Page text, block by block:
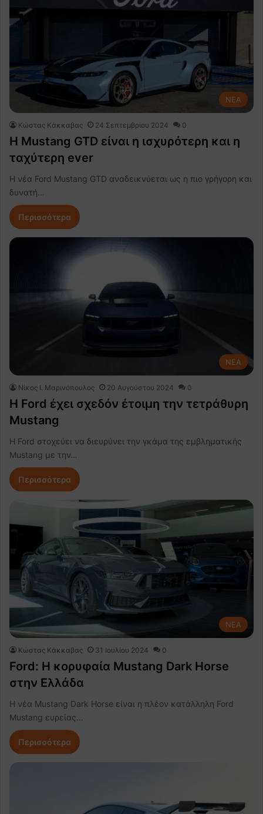
NEA
Κώστας Κάκκαβας 24 Σεπτεμβρίου 2024 0
H Mustang GTD είναι η ισχυρότερη και η
ταχύτερη ever
Η νέα Ford Mustang GTD αναδεικνύεται ως η πιο γρήγορη και
δυνατή…
Περισσότερα
NEA
Nίκος Ι. Mαρινόπουλος 20 Αυγούστου 2024 0
Η Ford έχει σχεδόν έτοιμη την τετράθυρη
Mustang
Η Ford στοχεύει να διευρύνει την γκάμα της εμβληματικής
Mustang με την…
Περισσότερα
NEA
Κώστας Κάκκαβας 31 Ιουλίου 2024 0
Ford: Η κορυφαία Mustang Dark Horse
στην Ελλάδα
Η νέα Mustang Dark Horse είναι η πλέον κατάλληλη Ford
Mustang ευρείας…
Περισσότερα